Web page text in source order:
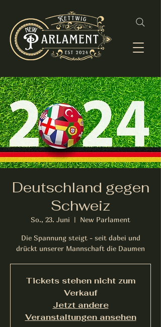
Deutschland gegen
Schweiz
So., 23. Juni
  |
New Parlament
Die Spannung steigt - seit dabei und
drückt unserer Mannschaft die Daumen
Tickets stehen nicht zum
Verkauf
Jetzt andere
Veranstaltungen ansehen